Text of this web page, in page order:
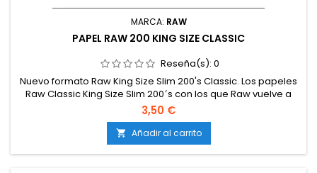
MARCA: RAW
PAPEL RAW 200 KING SIZE CLASSIC
Reseña(s): 0
Nuevo formato Raw King Size Slim 200's Classic. Los papeles
Raw Classic King Size Slim 200´s con los que Raw vuelve a
sorprender, un formato exclusivo para grandes fumadores.
3,50 €
 Añadir al carrito